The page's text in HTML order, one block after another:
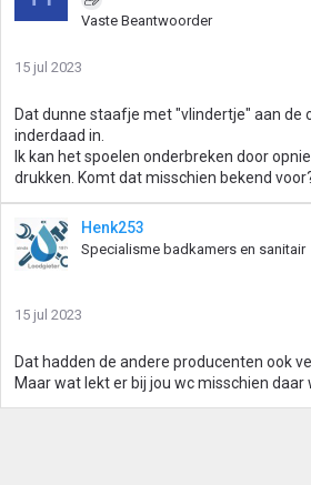
Vaste Beantwoorder
15 jul 2023
Dat dunne staafje met "vlindertje" aan de
inderdaad in.
Ik kan het spoelen onderbreken door
drukken. Komt dat misschien bekend
Henk253
Specialisme badkamers en sanitair
15 jul 2023
Dat hadden de andere producenten ook
Maar wat lekt er bij jou wc misschien daar